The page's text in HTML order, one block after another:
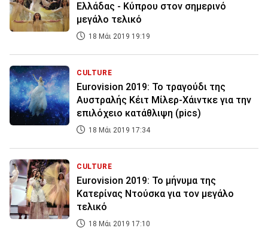
Ελλάδας - Κύπρου στον σημερινό
μεγάλο τελικό
18 Μάι 2019 19:19
CULTURE
Eurovision 2019: Το τραγούδι της
Αυστραλής Κέιτ Μίλερ-Χάιντκε για την
επιλόχειο κατάθλιψη (pics)
18 Μάι 2019 17:34
CULTURE
Eurovision 2019: Το μήνυμα της
Κατερίνας Ντούσκα για τον μεγάλο
τελικό
18 Μάι 2019 17:10